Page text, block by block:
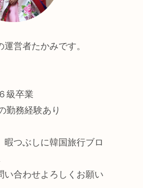
営者たかみです。
級卒業
勤務経験あり
暇つぶしに韓国旅行ブロ
い合わせよろしくお願い